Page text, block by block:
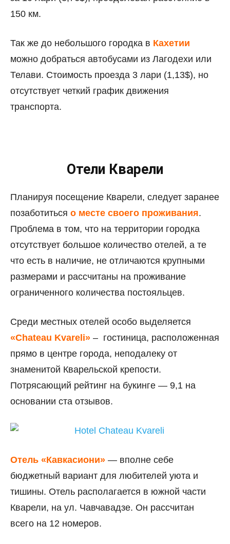
150 км.
Так же до небольшого городка в Кахетии
можно добраться автобусами из Лагодехи или
Телави. Стоимость проезда 3 лари (1,13$), но
отсутствует четкий график движения
транспорта.
Отели Кварели
Планируя посещение Кварели, следует заранее
позаботиться о месте своего проживания.
Проблема в том, что на территории городка
отсутствует большое количество отелей, а те
что есть в наличие, не отличаются крупными
размерами и рассчитаны на проживание
ограниченного количества постояльцев.
Среди местных отелей особо выделяется
«Chateau Kvareli» – гостиница, расположенная
прямо в центре города, неподалеку от
знаменитой Кварельской крепости.
Потрясающий рейтинг на букинге — 9,1 на
основании ста отзывов.
Отель «Кавкасиони» — вполне себе
бюджетный вариант для любителей уюта и
тишины. Отель располагается в южной части
Кварели, на ул. Чавчавадзе. Он рассчитан
всего на 12 номеров.